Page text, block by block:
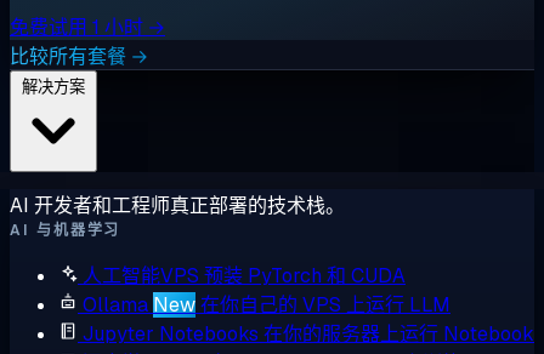
免费试用 1 小时 →
比较所有套餐 →
AI 开发者和工程师真正部署的技术栈。
AI 与机器学习
人工智能VPS 预装 PyTorch 和 CUDA
Ollama New在你自己的 VPS 上运行 LLM
Jupyter Notebooks 在你的服务器上运行 Notebook